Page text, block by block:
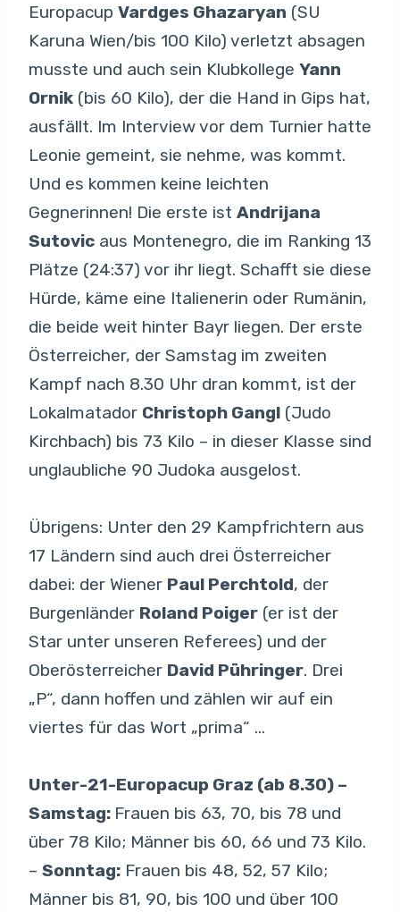
Europacup Vardges Ghazaryan (SU
Karuna Wien/bis 100 Kilo) verletzt absagen
musste und auch sein Klubkollege Yann
Ornik (bis 60 Kilo), der die Hand in Gips hat,
ausfällt. Im Interview vor dem Turnier hatte
Leonie gemeint, sie nehme, was kommt.
Und es kommen keine leichten
Gegnerinnen! Die erste ist Andrijana
Sutovic aus Montenegro, die im Ranking 13
Plätze (24:37) vor ihr liegt. Schafft sie diese
Hürde, käme eine Italienerin oder Rumänin,
die beide weit hinter Bayr liegen. Der erste
Österreicher, der Samstag im zweiten
Kampf nach 8.30 Uhr dran kommt, ist der
Lokalmatador Christoph Gangl (Judo
Kirchbach) bis 73 Kilo – in dieser Klasse sind
unglaubliche 90 Judoka ausgelost.
Übrigens: Unter den 29 Kampfrichtern aus
17 Ländern sind auch drei Österreicher
dabei: der Wiener Paul Perchtold, der
Burgenländer Roland Poiger (er ist der
Star unter unseren Referees) und der
Oberösterreicher David Pühringer. Drei
„P“, dann hoffen und zählen wir auf ein
viertes für das Wort „prima“ …
Unter-21-Europacup Graz (ab 8.30) –
Samstag: Frauen bis 63, 70, bis 78 und
über 78 Kilo; Männer bis 60, 66 und 73 Kilo.
– Sonntag: Frauen bis 48, 52, 57 Kilo;
Männer bis 81, 90, bis 100 und über 100